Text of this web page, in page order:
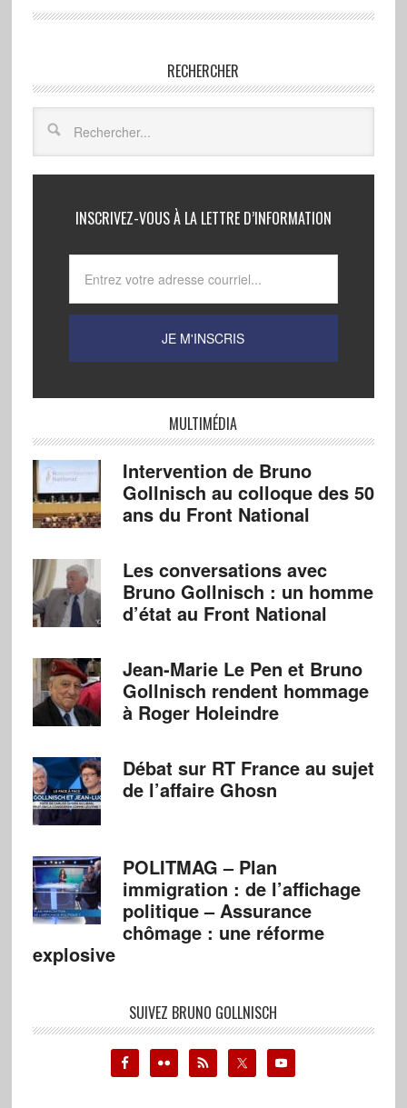
RECHERCHER
INSCRIVEZ-VOUS À LA LETTRE D’INFORMATION
MULTIMÉDIA
Intervention de Bruno
Gollnisch au colloque des 50
ans du Front National
Les conversations avec
Bruno Gollnisch : un homme
d’état au Front National
Jean-Marie Le Pen et Bruno
Gollnisch rendent hommage
à Roger Holeindre
Débat sur RT France au sujet
de l’affaire Ghosn
POLITMAG – Plan
immigration : de l’affichage
politique – Assurance
chômage : une réforme
explosive
SUIVEZ BRUNO GOLLNISCH